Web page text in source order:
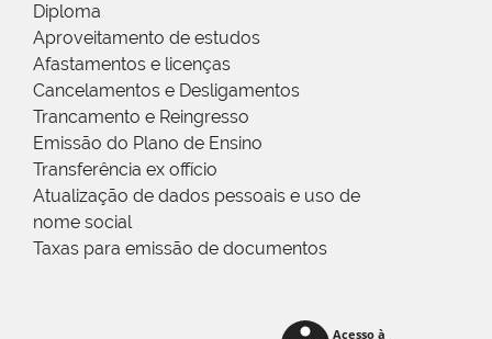
Diploma
Aproveitamento de estudos
Afastamentos e licenças
Cancelamentos e Desligamentos
Trancamento e Reingresso
Emissão do Plano de Ensino
Transferência ex offício
Atualização de dados pessoais e uso de
nome social
Taxas para emissão de documentos